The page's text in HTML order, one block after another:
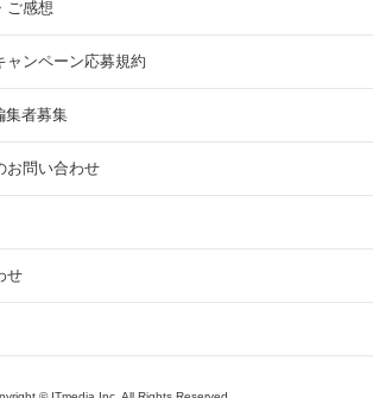
ご感想
ャンペーン応募規約
集者募集
お問い合わせ
せ